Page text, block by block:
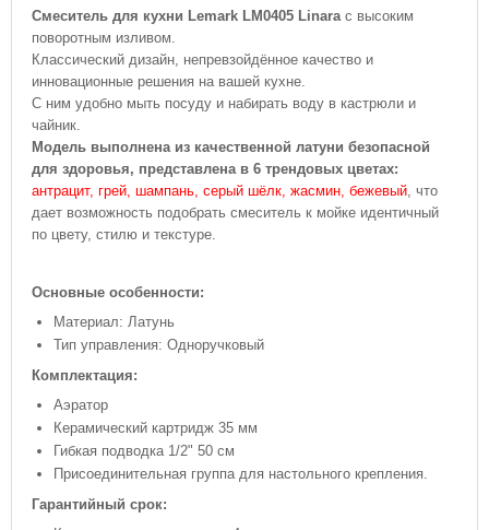
Смеситель для кухни Lemark LM0405 Linaraс высоким
поворотным изливом.
Классический дизайн, непревзойдённое качество и
инновационные решения на вашей кухне.
С ним удобно мыть посуду и набирать воду в кастрюли и
чайник.
Модель выполнена из качественной латуни безопасной
для здоровья, представлена в 6 трендовых цветах:
антрацит, грей, шампань, серый шёлк, жасмин, бежевый, что
дает возможность подобрать смеситель к мойке идентичный
по цвету, стилю и текстуре.
Основные особенности:
Материал: Латунь
Тип управления: Одноручковый
Комплектация:
Аэратор
Керамический картридж 35 мм
Гибкая подводка 1/2" 50 см
Присоединительная группа для настольного крепления.
Гарантийный срок: